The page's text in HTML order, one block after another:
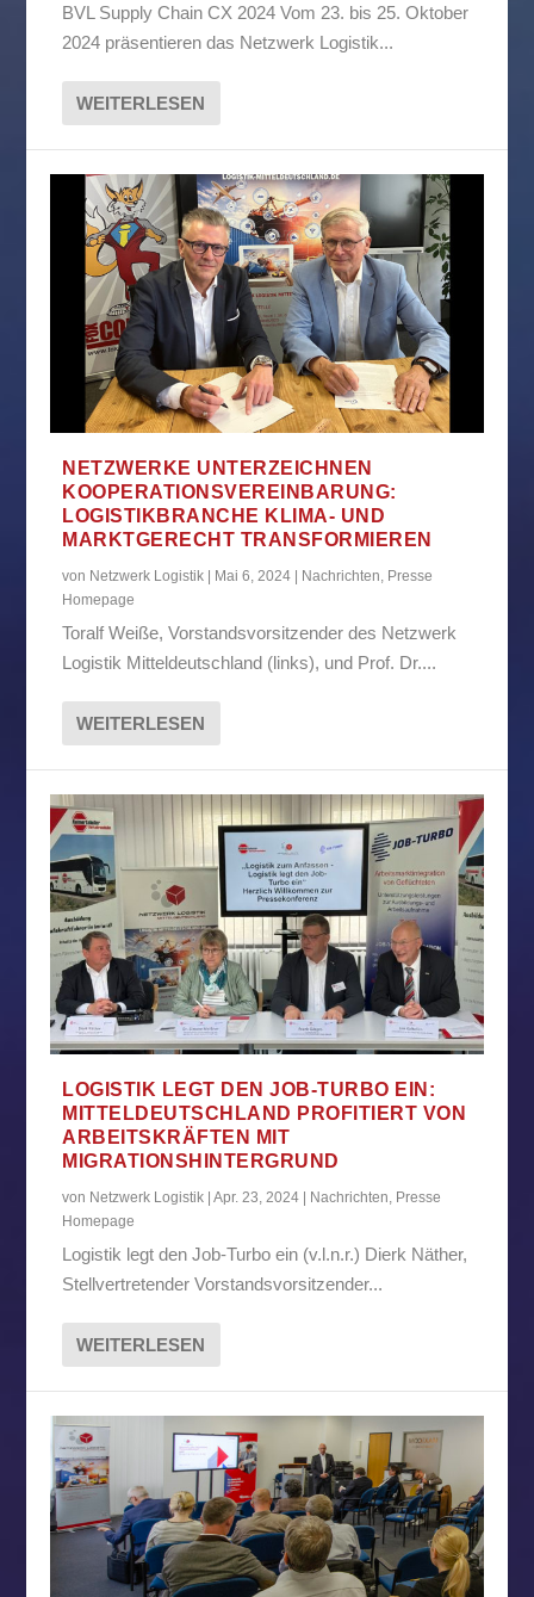
BVL Supply Chain CX 2024 Vom 23. bis 25. Oktober
2024 präsentieren das Netzwerk Logistik...
WEITERLESEN
NETZWERKE UNTERZEICHNEN
KOOPERATIONSVEREINBARUNG:
LOGISTIKBRANCHE KLIMA- UND
MARKTGERECHT TRANSFORMIEREN
von Netzwerk Logistik Mai 6, 2024 Nachrichten, Presse
Homepage
Toralf Weiße, Vorstandsvorsitzender des Netzwerk
Logistik Mitteldeutschland (links), und Prof. Dr....
WEITERLESEN
LOGISTIK LEGT DEN JOB-TURBO EIN:
MITTELDEUTSCHLAND PROFITIERT VON
ARBEITSKRÄFTEN MIT
MIGRATIONSHINTERGRUND
von Netzwerk Logistik |Apr. 23, 2024 Nachrichten, Presse
Homepage
Logistik legt den Job-Turbo ein (v.l.n.r.) Dierk Näther,
Stellvertretender Vorstandsvorsitzender...
WEITERLESEN